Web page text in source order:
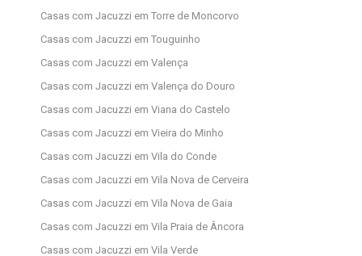
Casas com Jacuzzi em Torre de Moncorvo
Casas com Jacuzzi em Touguinho
Casas com Jacuzzi em Valença
Casas com Jacuzzi em Valença do Douro
Casas com Jacuzzi em Viana do Castelo
Casas com Jacuzzi em Vieira do Minho
Casas com Jacuzzi em Vila do Conde
Casas com Jacuzzi em Vila Nova de Cerveira
Casas com Jacuzzi em Vila Nova de Gaia
Casas com Jacuzzi em Vila Praia de Âncora
Casas com Jacuzzi em Vila Verde